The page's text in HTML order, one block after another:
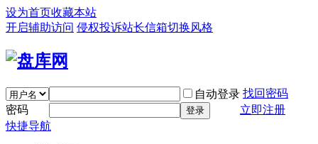
设为首页收藏本站
开启辅助访问 侵权投诉站长信箱切换风格
自动登录 找回密码
密码
登录
立即注册
快捷导航